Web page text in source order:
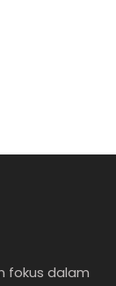
fokus dalam